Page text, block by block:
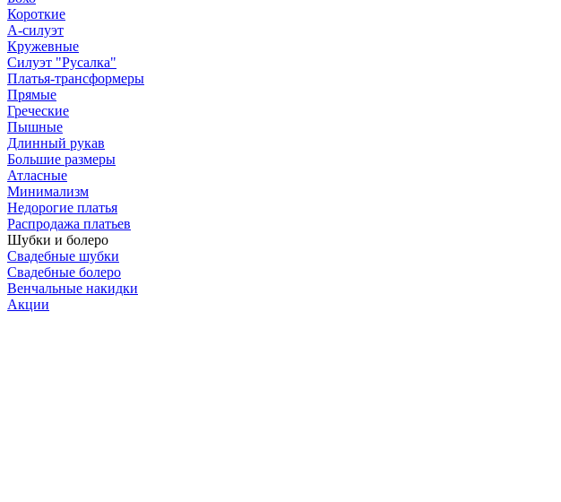
Короткие
А-силуэт
Кружевные
Силуэт "Русалка"
Платья-трансформеры
Прямые
Греческие
Пышные
Длинный рукав
Большие размеры
Атласные
Минимализм
Недорогие платья
Распродажа платьев
Шубки и болеро
Свадебные шубки
Свадебные болеро
Венчальные накидки
Акции